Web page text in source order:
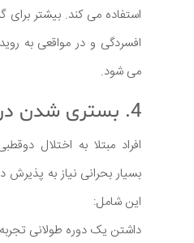
استفاده می کند. بیشتر
افسردگی و در مواقعی به
می شود.
4. بستری شدن در بیمارستان
افراد مبتلا به اختلال
بسیار بحرانی نیاز به پذیرش
این شامل:
داشتن یک دوره طولانی